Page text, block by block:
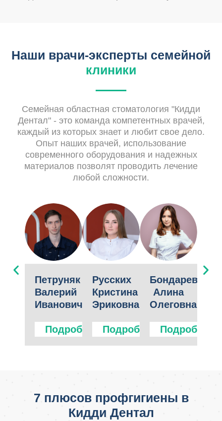
Наши врачи-эксперты семейной
клиники
Семейная областная стоматология "Кидди
Дентал" - это команда компетентных врачей,
каждый из которых знает и любит свое дело.
Опыт наших врачей, использование
современного оборудования и надежных
материалов позволят проводить лечение
любой сложности.
Петруняк
Валерий
Иванович
Подробнее
Русских
Кристина
Эриковна
Подробнее
Бондарева
Алина
Олеговна
Подробнее
7 плюсов профгигиены в
Кидди Дентал